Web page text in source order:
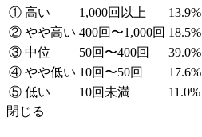
① 高い
1,000回以上
13.9%
② やや高い 400回〜1,000回 18.5%
③ 中位
50回〜400回
39.0%
④ やや低い 10回〜50回
17.6%
⑤ 低い
10回未満
11.0%
閉じる